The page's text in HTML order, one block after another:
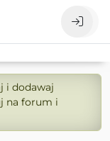
i dodawaj
na forum i